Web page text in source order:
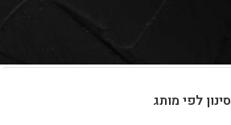
סינון לפי מותג